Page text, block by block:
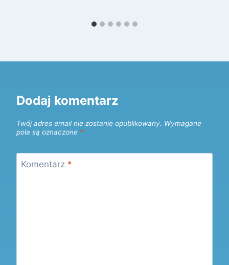
Dodaj komentarz
Twój adres email nie zostanie opublikowany. Wymagane
pola są oznaczone *
Komentarz *